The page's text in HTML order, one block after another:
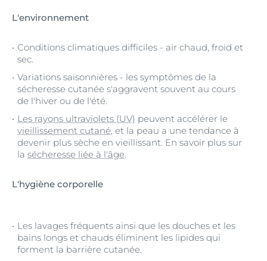
L'environnement
Conditions climatiques difficiles - air chaud, froid et
sec.
Variations saisonnières - les symptômes de la
sécheresse cutanée s'aggravent souvent au cours
de l'hiver ou de l'été.
Les rayons ultraviolets (UV) peuvent accélérer le
vieillissement cutané, et la peau a une tendance à
devenir plus sèche en vieillissant. En savoir plus sur
la sécheresse liée à l'âge.
L'hygiène corporelle
Les lavages fréquents ainsi que les douches et les
bains longs et chauds éliminent les lipides qui
forment la barrière cutanée.